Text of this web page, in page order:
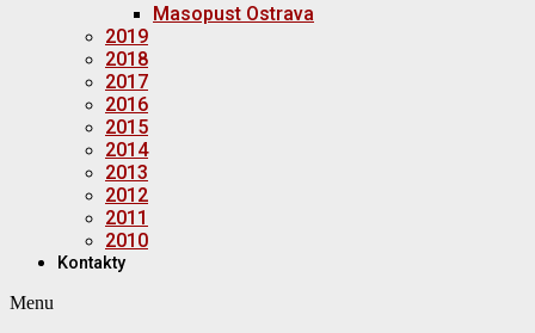
Masopust Ostrava
2019
2018
2017
2016
2015
2014
2013
2012
2011
2010
Kontakty
Menu